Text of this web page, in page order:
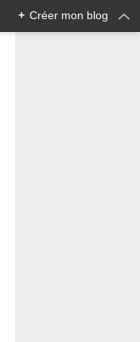
+ Créer mon blog